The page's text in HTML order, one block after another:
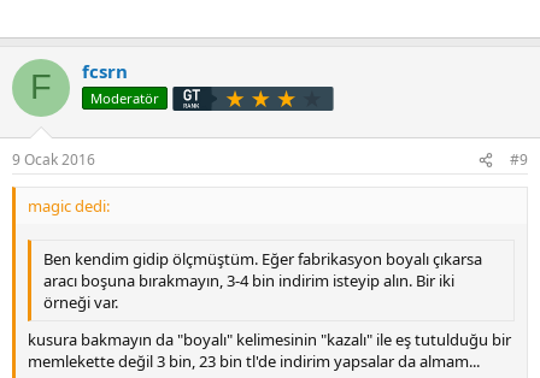
F fcsrn
Moderatör
9 Ocak 2016 #9
magic dedi:
Ben kendim gidip ölçmüştüm. Eğer fabrikasyon boyalı çıkarsa
aracı boşuna bırakmayın, 3-4 bin indirim isteyip alın. Bir iki
örneği var.
kusura bakmayın da "boyalı" kelimesinin "kazalı" ile eş tutulduğu bir
memlekette değil 3 bin, 23 bin tl'de indirim yapsalar da almam...